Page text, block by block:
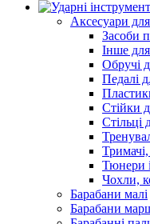
Аксесуари
Засоби
Інше
Обручі
Педалі
Стійки
Стільці
Тюнери
Чохли,
Барабани малі
Барабани